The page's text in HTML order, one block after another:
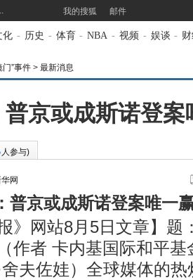
我的搜狐 邮件
化 - 历史 - 体育 - NBA - 视频 - 娱谈 -
门”事件 > 最新消息
普京或成斯诺登
人参与)
网
普京或成斯诺登案唯一
网站8月5日文章】题
作者 卡内基国际和平基
夫佐娃）全球媒体的